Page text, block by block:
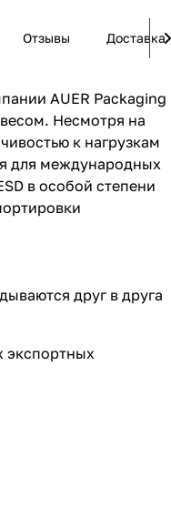
Отзывы Доставка
AUER Packaging
Несмотря на
к нагрузкам
для международных
в особой степени
друг в друга
экспортных